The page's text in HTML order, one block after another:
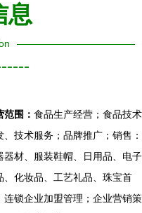
息
范围： 食品生产经营；食品技术
、技术服务；品牌推广；销售：
器材、服装鞋帽、日用品、电子
、化妆品、工艺礼品、珠宝首
连锁企业加盟管理；企业营销策